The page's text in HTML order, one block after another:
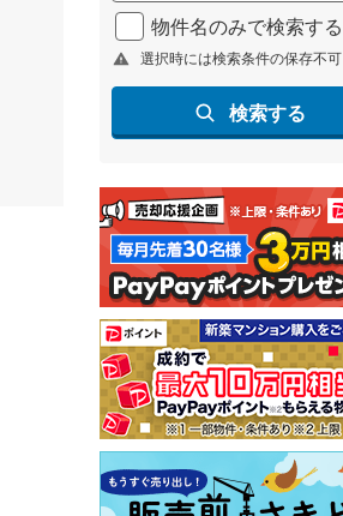
物件名のみで検索する
選択時には検索条件の保存不可
検索する